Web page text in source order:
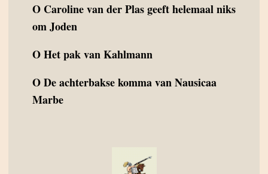
O Caroline van der Plas geeft helemaal niks
om Joden
OHet pak van Kahlmann
ODe achterbakse komma van Nausicaa
Marbe